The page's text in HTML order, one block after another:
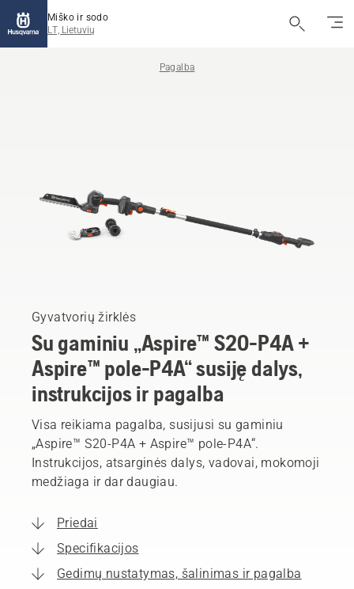
Miško ir sodo
LT, Lietuvių
Pagalba
Gyvatvorių žirklės
Su gaminiu „Aspire™ S20-P4A +
Aspire™ pole-P4A“ susiję dalys,
instrukcijos ir pagalba
Visa reikiama pagalba, susijusi su gaminiu
„Aspire™ S20-P4A + Aspire™ pole-P4A“.
Instrukcijos, atsarginės dalys, vadovai, mokomoji
medžiaga ir dar daugiau.
Priedai
Specifikacijos
Gedimų nustatymas, šalinimas ir pagalba